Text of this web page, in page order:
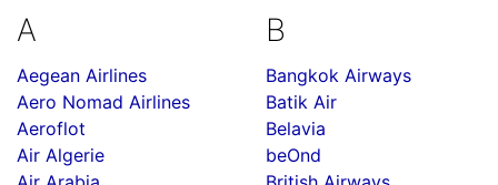
A
Aegean Airlines
Aero Nomad Airlines
Aeroflot
Air Algerie
B
Bangkok Airways
Batik Air
Belavia
beOnd